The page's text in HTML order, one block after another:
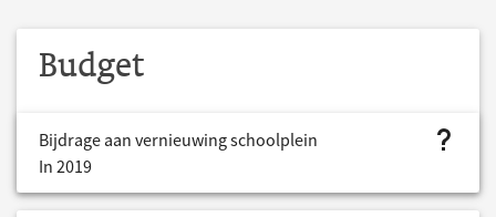
Budget
Bijdrage aan vernieuwing schoolplein
In 2019